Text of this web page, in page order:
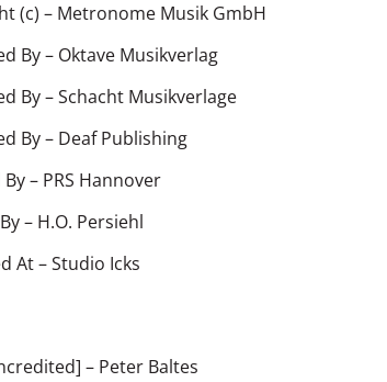
(c) – Metronome Musik GmbH
By– Oktave Musikverlag
By– Schacht Musikverlage
By– Deaf Publishing
By– PRS Hannover
– H.O. Persiehl
At– Studio Icks
– Peter Baltes